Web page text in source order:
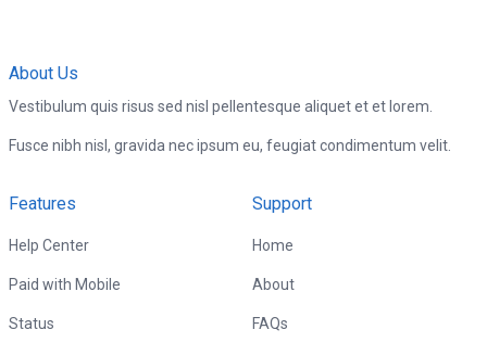
About Us
Vestibulum quis risus sed nisl pellentesque aliquet et et lorem.
Fusce nibh nisl, gravida nec ipsum eu, feugiat condimentum velit.
Features
Help Center
Paid with Mobile
Status
Support
Home
About
FAQs